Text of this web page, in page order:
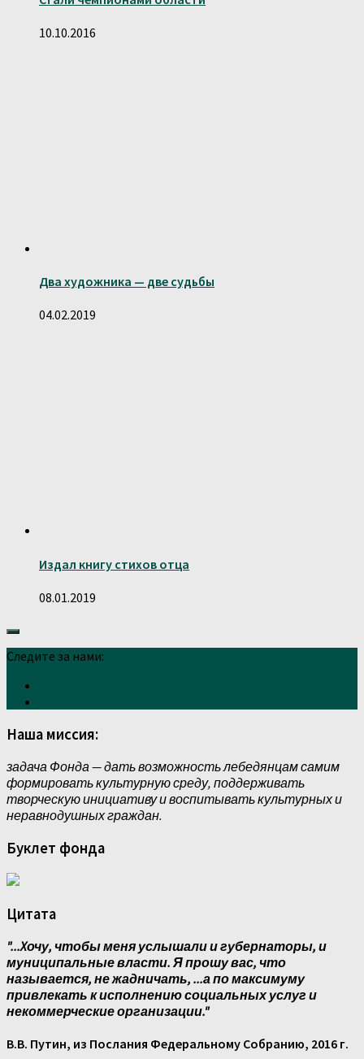
10.10.2016
Два художника — две судьбы
04.02.2019
Издал книгу стихов отца
08.01.2019
Следите за нами:
Наша миссия:
задача Фонда — дать возможность лебедянцам самим
формировать культурную среду, поддерживать
творческую инициативу и воспитывать культурных и
неравнодушных граждан.
Буклет фонда
Цитата
"...Xочу, чтобы меня услышали и губернаторы, и
муниципальные власти. Я прошу вас, что
называется, не жадничать, ...а по максимуму
привлекать к исполнению социальных услуг и
некоммерческие организации."
В.В. Путин, из Послания Федеральному Собранию, 2016 г.